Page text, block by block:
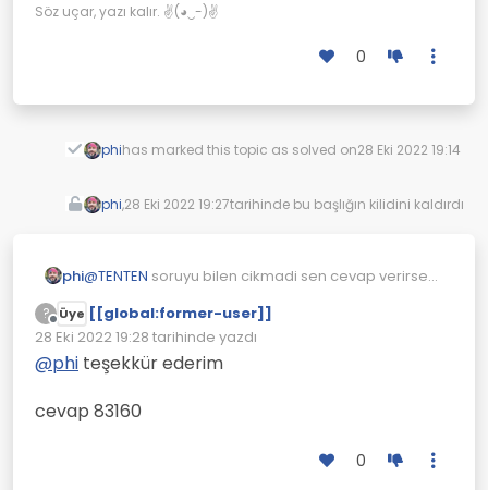
Söz uçar, yazı kalır. ✌(◕‿-)✌
0
phihas marked this topic as solved on28 Eki 2022 19:14
phi,28 Eki 2022 19:27tarihinde bu başlığın kilidini kaldırdı
phi@TENTEN soruyu bilen cikmadi sen cevap verirsen
?
Çevrimdışı
Üye [[global:former-user]]
28 Eki 2022 19:28 tarihinde yazdı
Son düzenleyen:
@phi teşekkür ederim
cevap 83160
0